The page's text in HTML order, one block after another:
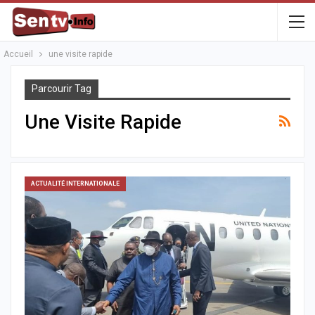
Accueil une visite rapide
Parcourir Tag
Une Visite Rapide
ACTUALITÉ INTERNATIONALE